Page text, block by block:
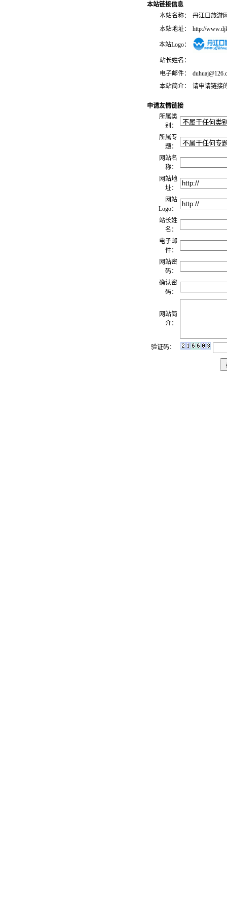
本站链接信息
本站名称：
丹江口旅游
本站地址：
http://
本站Logo：
站长姓名：
电子邮件：
本站简介：
请申请链接
申请友情链接
所属类
别：
所属专
题：
网站名
称：
网站地
址：
网站
Logo：
站长姓
名：
电子邮
件：
网站密
码：
确认密
码：
网站简
介：
验证码：